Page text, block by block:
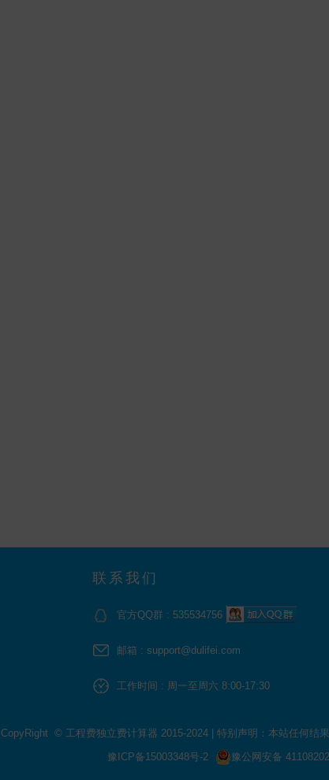
联系我们
官方QQ群 : 535534756
邮箱 : support@dulifei.com
工作时间 : 周一至周六 8:00-17:30
CopyRight © 工程费独立费计算器 2015-2024 特别声明：本站任何结
豫ICP备15003348号-2 豫公网安备